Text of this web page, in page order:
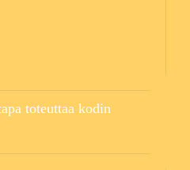
toteuttaa kodin